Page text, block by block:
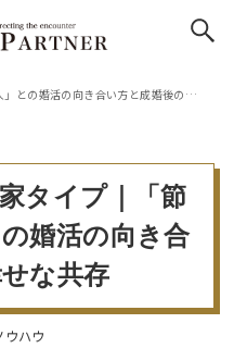
【婚活辞典】倹約家タイプ｜「節約が得意な人」との婚活の向き合い方と成婚後の幸せな共存
タイプ｜「節
婚活の向き合
な共存
ウハウ